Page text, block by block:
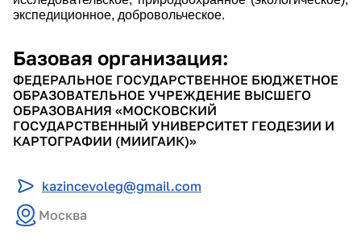
экспедиционное, добровольческое.
Базовая организация:
ФЕДЕРАЛЬНОЕ ГОСУДАРСТВЕННОЕ БЮДЖЕТНОЕ
ОБРАЗОВАТЕЛЬНОЕ УЧРЕЖДЕНИЕ ВЫСШЕГО
ОБРАЗОВАНИЯ «МОСКОВСКИЙ
ГОСУДАРСТВЕННЫЙ УНИВЕРСИТЕТ ГЕОДЕЗИИ И
КАРТОГРАФИИ (МИИГАИК)»
kazincevoleg@gmail.com
Москва